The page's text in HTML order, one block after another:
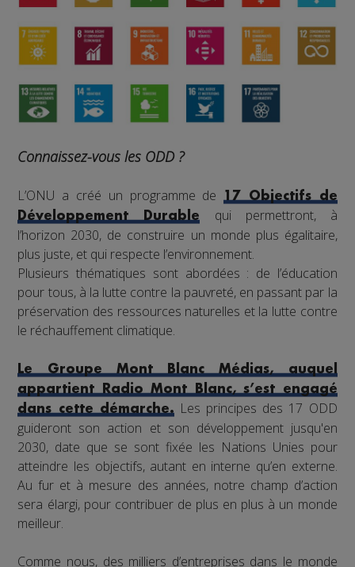
Connaissez-vous les ODD ?
L’ONU a créé un programme de17 Objectifs de
Développement Durable
qui permettront, à
l’horizon 2030, de construire un monde plus égalitaire,
plus juste, et qui respecte l’environnement.
Plusieurs thématiques sont abordées : de l’éducation
pour tous, à la lutte contre la pauvreté, en passant par la
préservation des ressources naturelles et la lutte contre
le réchauffement climatique.
Le Groupe Mont Blanc Médias, auquel
appartient Radio Mont Blanc, s’est engagé
dans cette démarche.Les principes des 17 ODD
guideront son action et son développement jusqu'en
2030, date que se sont fixée les Nations Unies pour
atteindre les objectifs, autant en interne qu’en externe.
Au fur et à mesure des années, notre champ d’action
sera élargi, pour contribuer de plus en plus à un monde
meilleur.
Comme nous, des milliers d’entreprises dans le monde